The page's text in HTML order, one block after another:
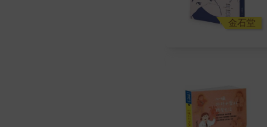
金石堂